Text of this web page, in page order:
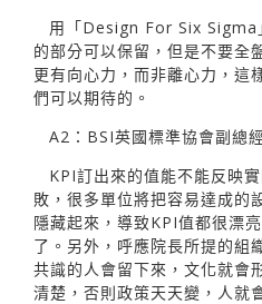
用「Design For Six Sigma
的部分可以保留，但是不要全
更有向心力，而非離心力，這
們可以期待的。
A2：BSI英國標準協會副總
KPI訂出來的值能不能反映
敗，很多單位將把容易達成的
隱藏起來，導致KPI值都很漂
了。另外，呼應院長所提的組
共識的人會留下來，文化就會
清楚，否則政策天天變，人就